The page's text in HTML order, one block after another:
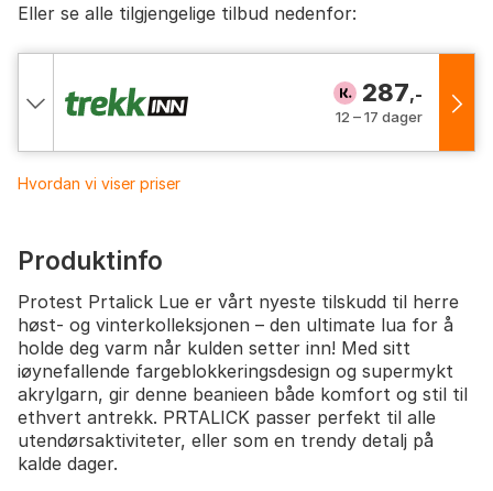
Eller se alle tilgjengelige tilbud nedenfor:
287,-
12 – 17 dager
Hvordan vi viser priser
Produktinfo
Protest Prtalick Lue er vårt nyeste tilskudd til herre
høst- og vinterkolleksjonen – den ultimate lua for å
holde deg varm når kulden setter inn! Med sitt
iøynefallende fargeblokkeringsdesign og supermykt
akrylgarn, gir denne beanieen både komfort og stil til
ethvert antrekk. PRTALICK passer perfekt til alle
utendørsaktiviteter, eller som en trendy detalj på
kalde dager.